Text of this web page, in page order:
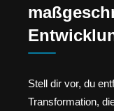
Stell dir vor, du
Transformation,